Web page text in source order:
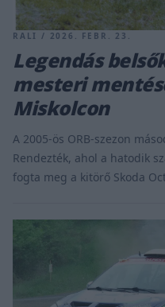
RALI / 2026. FEBR. 23.
Legendás
mesteri
Miskolcon
A 2005-ös ORB-szezon
Rendezték, ahol a hatodik
fogta meg a kitörő Skoda